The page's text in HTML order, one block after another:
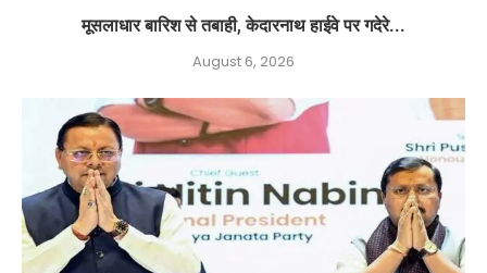
मूसलाधार बारिश से तबाही, केदारनाथ हाईवे पर गदेरे...
August 6, 2026